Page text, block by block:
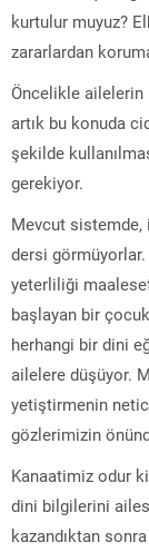
kurtulur muyuz?
zararlardan
Öncelikle
artık bu konuda
şekilde
gerekiyor.
Mevcut sistemde,
dersi
yeterliliği
başlayan bir
herhangi bir dini
ailelere düşüyor.
yetiştirmenin
gözlerimizin
Kanaatimiz odur
dini bilgilerini
kazandıktan